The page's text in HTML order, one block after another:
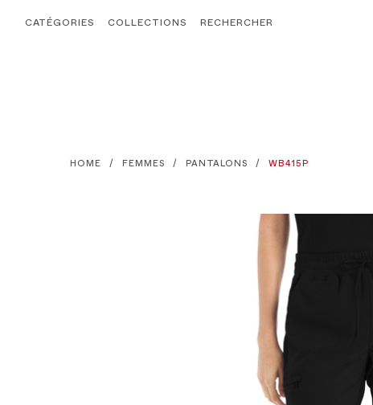
CATÉGORIES COLLECTIONS RECHERCHER
HOME FEMMES PANTALONS WB415P